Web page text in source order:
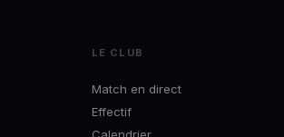
LE CLUB
Match en direct
Effectif